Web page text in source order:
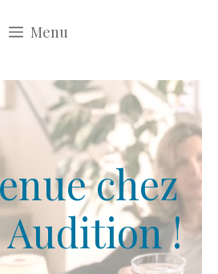
Menu
chez
Audition !